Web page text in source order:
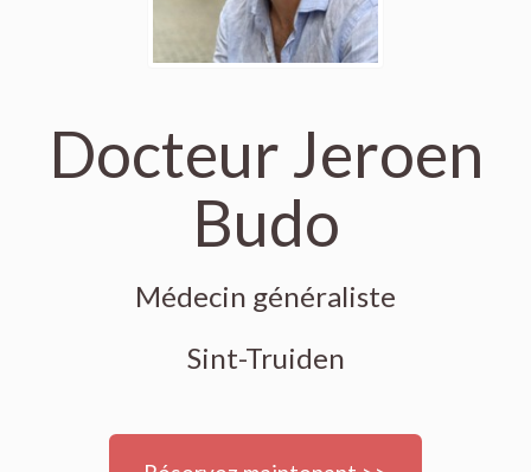
Docteur Jeroen
Budo
Médecin généraliste
Sint-Truiden